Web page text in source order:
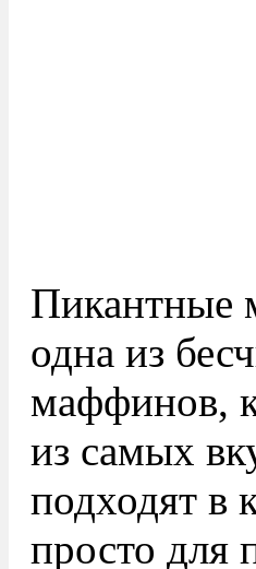
Пикантные
одна из
маффинов,
из самых
подходят в
просто для